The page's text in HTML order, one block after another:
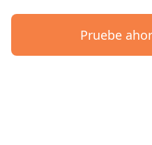
Pruebe